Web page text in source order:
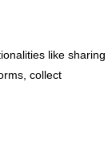
like sharing
collect